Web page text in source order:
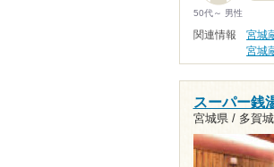
50代～ 男性
関連情報 宮城
宮城
スーパー銭
宮城県 / 多賀